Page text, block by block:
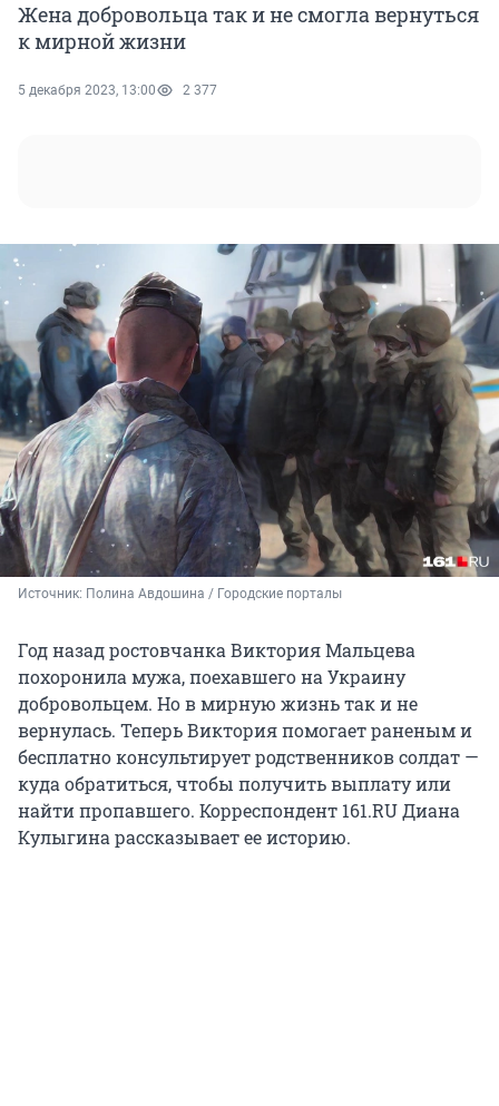
Жена добровольца так и не смогла вернуться
к мирной жизни
5 декабря 2023, 13:00 2 377
Источник: Полина Авдошина / Городские порталы
Год назад ростовчанка Виктория Мальцева
похоронила мужа, поехавшего на Украину
добровольцем. Но в мирную жизнь так и не
вернулась. Теперь Виктория помогает раненым и
бесплатно консультирует родственников солдат —
куда обратиться, чтобы получить выплату или
найти пропавшего. Корреспондент 161.RU Диана
Кулыгина рассказывает ее историю.